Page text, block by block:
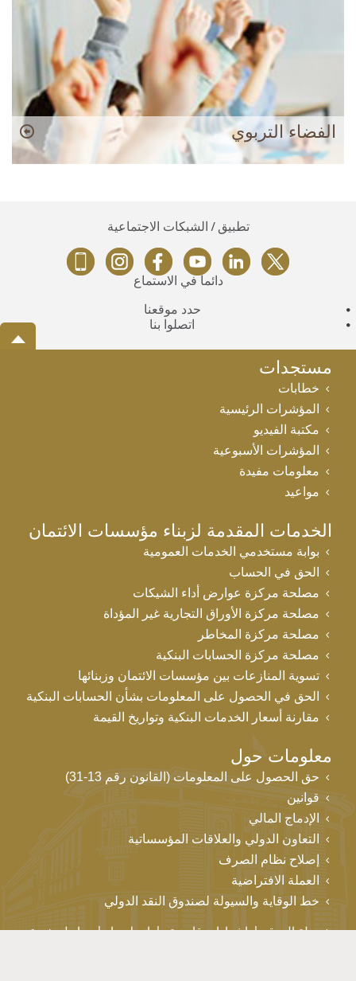
الفضاء التربوي
تطبيق / الشبكات الاجتماعية
دائماً في الاستماع
حدد موقعنا
اتصلوا بنا
مستجدات
خطابات
المؤشرات الرئيسية
مكتبة الفيديو
المؤشرات الأسبوعية
معلومات مفيدة
مواعيد
الخدمات المقدمة لزبناء مؤسسات الائتمان
بوابة مستخدمي الخدمات العمومية
الحق في الحساب
مصلحة مركزة عوارض أداء الشيكات
مصلحة مركزة الأوراق التجارية غير المؤداة
مصلحة مركزة المخاطر
مصلحة مركزة الحسابات البنكية
تسوية المنازعات بين مؤسسات الائتمان وزبنائها
الحق في الحصول على المعلومات بشأن الحسابات البنكية
مقارنة أسعار الخدمات البنكية وتواريخ القيمة
معلومات حول
حق الحصول على المعلومات (القانون رقم 13-31)
قوانين
الإدماج المالي
التعاون الدولي والعلاقات المؤسساتية
إصلاح نظام الصرف
العملة الافتراضية
خط الوقاية والسيولة لصندوق النقد الدولي
خريطة الموقع إشعارات قانونية اتصل بنا روابط مفيدة